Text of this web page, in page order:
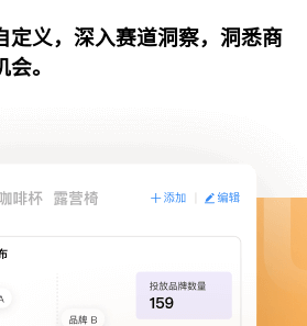
定义，深入赛道洞察，洞悉商
。